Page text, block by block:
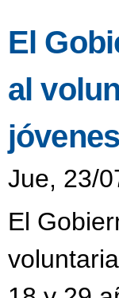
El
al
Jue, 23/
El